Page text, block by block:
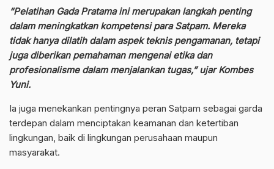
“Pelatihan Gada Pratama ini merupakan langkah penting
dalam meningkatkan kompetensi para Satpam. Mereka
tidak hanya dilatih dalam aspek teknis pengamanan, tetapi
juga diberikan pemahaman mengenai etika dan
profesionalisme dalam menjalankan tugas,” ujar Kombes
Yuni.
Ia juga menekankan pentingnya peran Satpam sebagai garda
terdepan dalam menciptakan keamanan dan ketertiban
lingkungan, baik di lingkungan perusahaan maupun
masyarakat.